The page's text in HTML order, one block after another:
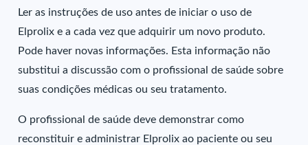
Ler as instruções de uso antes de iniciar o uso de
Elprolix e a cada vez que adquirir um novo produto.
Pode haver novas informações. Esta informação não
substitui a discussão com o profissional de saúde sobre
suas condições médicas ou seu tratamento.
O profissional de saúde deve demonstrar como
reconstituir e administrar Elprolix ao paciente ou seu